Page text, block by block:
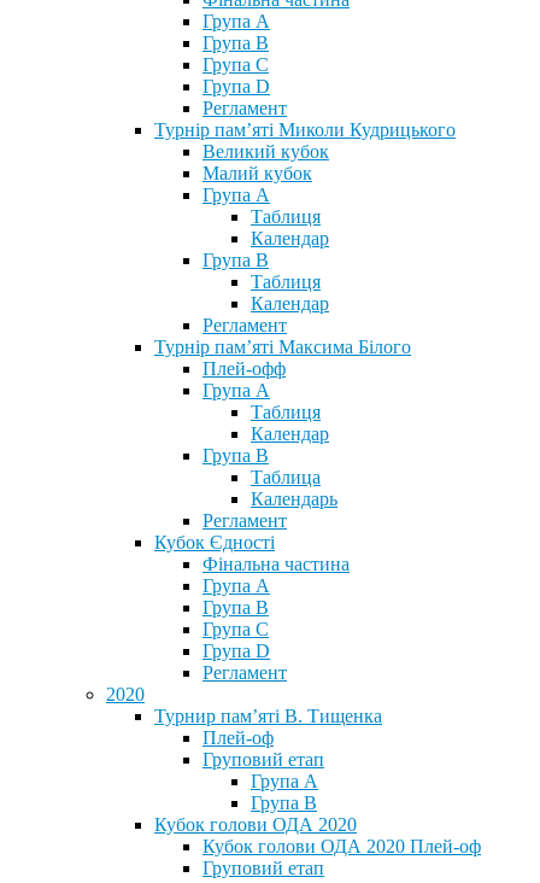
Група А
Група В
Група С
Група D
Регламент
Турнір пам’яті Миколи Кудрицького
Великий кубок
Малий кубок
Група А
Таблиця
Календар
Група В
Таблиця
Календар
Регламент
Турнір пам’яті Максима Білого
Плей-офф
Група А
Таблиця
Календар
Група В
Таблица
Календарь
Регламент
Кубок Єдності
Фінальна частина
Група А
Група В
Група С
Група D
Регламент
2020
Турнир пам’яті В. Тищенка
Плей-оф
Груповий етап
Група А
Група В
Кубок голови ОДА 2020
Кубок голови ОДА 2020 Плей-оф
Груповий етап